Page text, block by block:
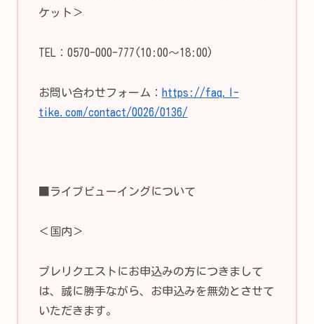
ケット＞
TEL：0570-000-777(10:00～18:00)
お問い合わせフォーム： https://faq.l-
tike.com/contact/0026/0136/
■ライブビューイングについて
＜国内＞
プレリクエストにお申込みの方につきまして
は、誠に勝手ながら、お申込みを無効とさせて
いただきます。